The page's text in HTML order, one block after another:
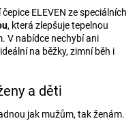
ELEVEN ze speciálních
, která zlepšuje tepelnou
V nabídce nechybí ani
na běžky, zimní běh i
a děti
jak mužům, tak ženám.